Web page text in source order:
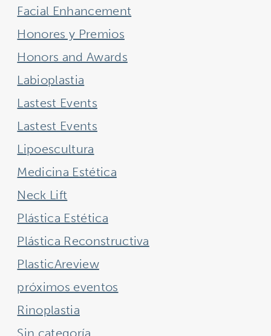
Facial Enhancement
Honores y Premios
Honors and Awards
Labioplastia
Lastest Events
Lastest Events
Lipoescultura
Medicina Estética
Neck Lift
Plástica Estética
Plástica Reconstructiva
PlasticAreview
próximos eventos
Rinoplastia
Sin categoría